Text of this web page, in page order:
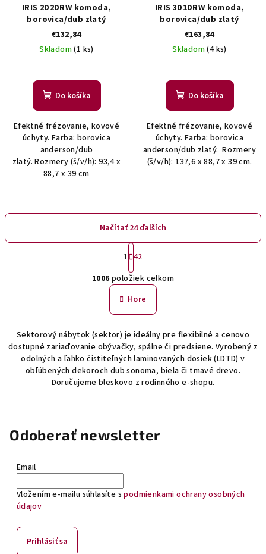
IRIS 2D2DRW komoda,
borovica/dub zlatý
€132,84
Skladom(1 ks)
Do košíka
Efektné frézovanie, kovové
úchyty. Farba: borovica
anderson/dub
zlatý. Rozmery (š/v/h): 93,4 x
88,7 x 39 cm
IRIS 3D1DRW komoda,
borovica/dub zlatý
€163,84
Skladom(4 ks)
Do košíka
Efektné frézovanie, kovové
úchyty. Farba: borovica
anderson/dub zlatý. Rozmery
(š/v/h): 137,6 x 88,7 x 39 cm.
O
v
l
á
a
c
i
e
k
v
p
Načítať 24 ďalších
S
t
r
á
n
k
o
a
n
i
e
1 42
1006 položiek celkom
Hore
Sektorový nábytok (sektor) je ideálny pre flexibilné a cenovo
dostupné zariaďovanie obývačky, spálne či predsiene. Vyrobený z
odolných a ľahko čistiteľných laminovaných dosiek (LDTD) v
obľúbených dekoroch dub sonoma, biela či tmavé drevo.
Doručujeme bleskovo z rodinného e-shopu.
Odoberať newsletter
Email
Vložením e-mailu súhlasíte spodmienkami ochrany osobných
údajov
Prihlásiť sa